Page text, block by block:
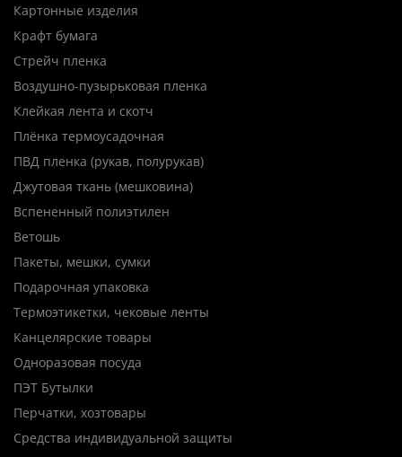
Картонные изделия
Крафт бумага
Стрейч пленка
Воздушно-пузырьковая пленка
Клейкая лента и скотч
Плёнка термоусадочная
ПВД пленка (рукав, полурукав)
Джутовая ткань (мешковина)
Вспененный полиэтилен
Ветошь
Пакеты, мешки, сумки
Подарочная упаковка
Термоэтикетки, чековые ленты
Канцелярские товары
Одноразовая посуда
ПЭТ Бутылки
Перчатки, хозтовары
Средства индивидуальной защиты